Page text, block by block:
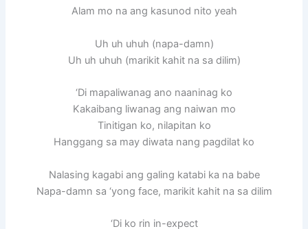
Alam mo na ang kasunod nito yeah
Uh uh uhuh (napa-damn)
Uh uh uhuh (marikit kahit na sa dilim)
‘Di mapaliwanag ano naaninag ko
Kakaibang liwanag ang naiwan mo
Tinitigan ko, nilapitan ko
Hanggang sa may diwata nang pagdilat ko
Nalasing kagabi ang galing katabi ka na babe
Napa-damn sa ‘yong face, marikit kahit na sa dilim
‘Di ko rin in-expect